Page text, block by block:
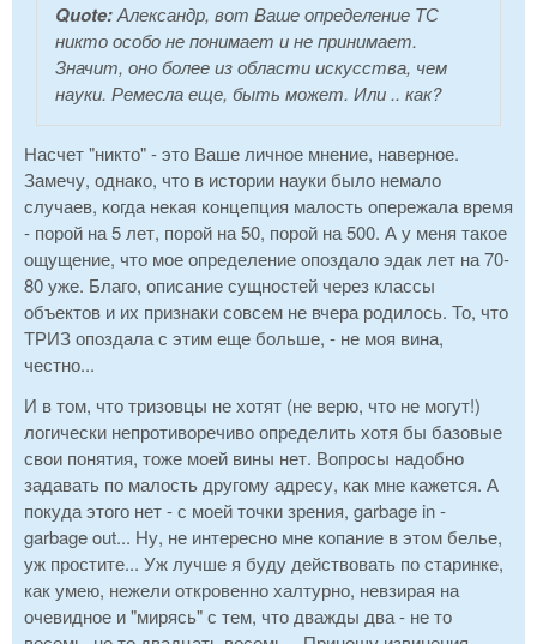
Quote:Александр, вот Ваше определение ТС
никто особо не понимает и не принимает.
Значит, оно более из области искусства, чем
науки. Ремесла еще, быть может. Или .. как?
Насчет "никто" - это Ваше личное мнение, наверное.
Замечу, однако, что в истории науки было немало
случаев, когда некая концепция малость опережала время
- порой на 5 лет, порой на 50, порой на 500. А у меня такое
ощущение, что мое определение опоздало эдак лет на 70-
80 уже. Благо, описание сущностей через классы
объектов и их признаки совсем не вчера родилось. То, что
ТРИЗ опоздала с этим еще больше, - не моя вина,
честно...
И в том, что тризовцы не хотят (не верю, что не могут!)
логически непротиворечиво определить хотя бы базовые
свои понятия, тоже моей вины нет. Вопросы надобно
задавать по малость другому адресу, как мне кажется. А
покуда этого нет - с моей точки зрения, garbage in -
garbage out... Ну, не интересно мне копание в этом белье,
уж простите... Уж лучше я буду действовать по старинке,
как умею, нежели откровенно халтурно, невзирая на
очевидное и "мирясь" с тем, что дважды два - не то